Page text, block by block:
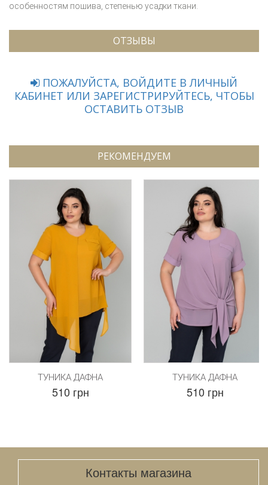
особенностям пошива, степенью усадки ткани.
ОТЗЫВЫ
ПОЖАЛУЙСТА, ВОЙДИТЕ В ЛИЧНЫЙ
КАБИНЕТ ИЛИ ЗАРЕГИСТРИРУЙТЕСЬ, ЧТОБЫ
ОСТАВИТЬ ОТЗЫВ
РЕКОМЕНДУЕМ
ТУНИКА ДАФНА
510 грн
ТУНИКА ДАФНА
510 грн
Контакты магазина